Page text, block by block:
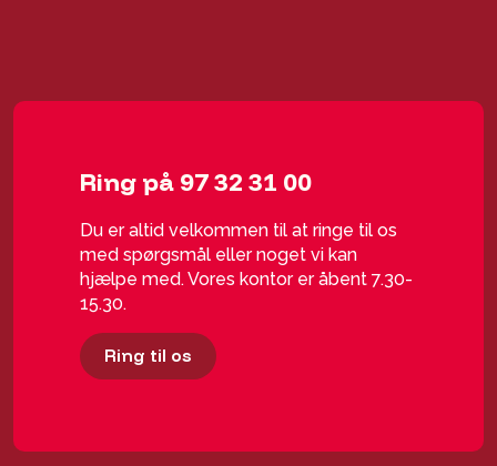
Ring på 97 32 31 00
Du er altid velkommen til at ringe til os
med spørgsmål eller noget vi kan
hjælpe med. Vores kontor er åbent 7.30-
15.30.
Ring til os